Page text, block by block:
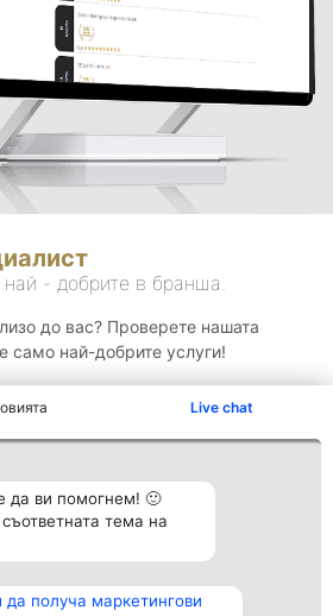
Live chat
да ви помогнем! 🙂
тема на
получа маркетингови
- добрите в бранша.
до вас? Проверете нашата
само най-добрите услуги!
Класация Контакти